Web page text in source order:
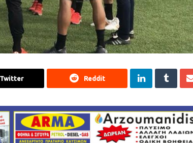
Twitter Reddit